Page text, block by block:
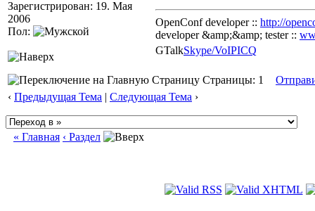
Зарегистрирован: 19. Мая
2006
Пол:
OpenConf developer :: http://
developer &amp;&amp; tester ::
GTalkSkype/VoIPICQ
Страницы: 1
‹ Предыдущая Тема | Следующая Тема ›
« Главная ‹ Раздел